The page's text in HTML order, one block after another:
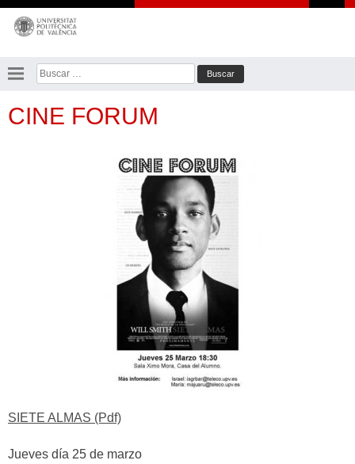
Saltar
contenido
Buscar:
CINE FORUM
SIETE ALMAS (Pdf)
Jueves día 25 de marzo